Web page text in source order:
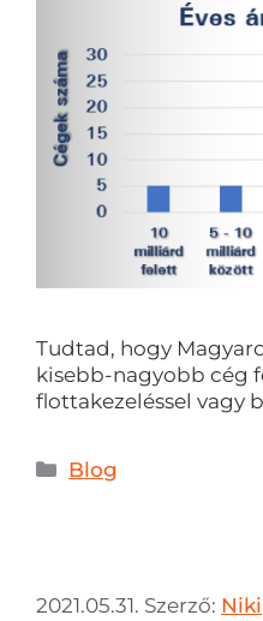
Tudtad, hogy
kisebb-nagyobb cég
flottakezeléssel vagy
Blog
2021.05.31. Szerző: Niki